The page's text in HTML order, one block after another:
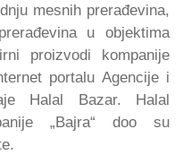
mesnih prerađevina,
u objektima
proizvodi kompanije
portalu Agencije i
Halal Bazar. Halal
„Bajra“ doo su